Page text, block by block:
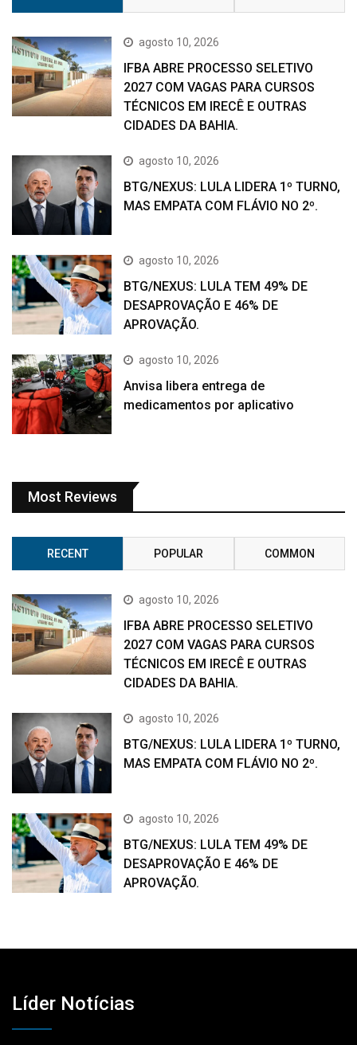
agosto 10, 2026
IFBA ABRE PROCESSO SELETIVO
2027 COM VAGAS PARA CURSOS
TÉCNICOS EM IRECÊ E OUTRAS
CIDADES DA BAHIA.
agosto 10, 2026
BTG/NEXUS: LULA LIDERA 1º TURNO,
MAS EMPATA COM FLÁVIO NO 2º.
agosto 10, 2026
BTG/NEXUS: LULA TEM 49% DE
DESAPROVAÇÃO E 46% DE
APROVAÇÃO.
agosto 10, 2026
Anvisa libera entrega de
medicamentos por aplicativo
Most Reviews
RECENT POPULAR COMMON
agosto 10, 2026
IFBA ABRE PROCESSO SELETIVO
2027 COM VAGAS PARA CURSOS
TÉCNICOS EM IRECÊ E OUTRAS
CIDADES DA BAHIA.
agosto 10, 2026
BTG/NEXUS: LULA LIDERA 1º TURNO,
MAS EMPATA COM FLÁVIO NO 2º.
agosto 10, 2026
BTG/NEXUS: LULA TEM 49% DE
DESAPROVAÇÃO E 46% DE
APROVAÇÃO.
Líder Notícias